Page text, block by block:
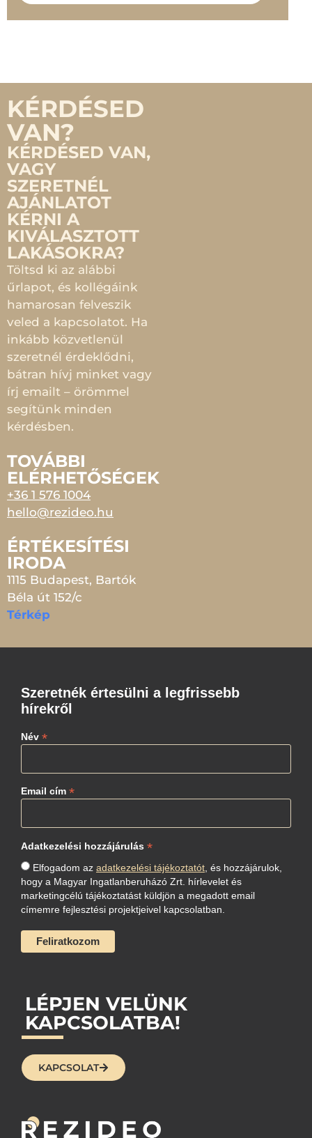
KÉRDÉSED
VAN?
KÉRDÉSED VAN,
VAGY
SZERETNÉL
AJÁNLATOT
KÉRNI A
KIVÁLASZTOTT
LAKÁSOKRA?
Töltsd ki az alábbi
űrlapot, és kollégáink
hamarosan felveszik
veled a kapcsolatot. Ha
inkább közvetlenül
szeretnél érdeklődni,
bátran hívj minket vagy
írj emailt – örömmel
segítünk minden
kérdésben.
TOVÁBBI
ELÉRHETŐSÉGEK
+36 1 576 1004
hello@rezideo.hu
ÉRTÉKESÍTÉSI
IRODA
1115 Budapest, Bartók
Béla út 152/c
Térkép
Szeretnék értesülni a legfrissebb
hírekről
Név *
Email cím *
Adatkezelési hozzájárulás *
Elfogadom az adatkezelési tájékoztatót , és hozzájárulok,
hogy a Magyar Ingatlanberuházó Zrt. hírlevelet és
marketingcélú tájékoztatást küldjön a megadott email
címemre fejlesztési projektjeivel kapcsolatban.
LÉPJEN VELÜNK
KAPCSOLATBA!
KAPCSOLAT